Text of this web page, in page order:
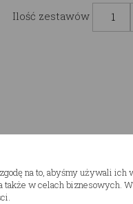
Ilość zestawów
na to, abyśmy używali ich
także w celach biznesowych.